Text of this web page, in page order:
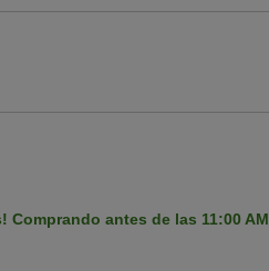
Comprando antes de las 11:00 AM